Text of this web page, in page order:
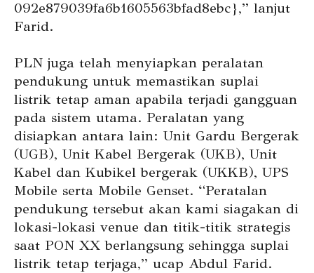
092e879039fa6b1605563bfad8ebc},” lanjut
Farid.
PLN juga telah menyiapkan peralatan
pendukung untuk memastikan suplai
listrik tetap aman apabila terjadi gangguan
pada sistem utama. Peralatan yang
disiapkan antara lain: Unit Gardu Bergerak
(UGB), Unit Kabel Bergerak (UKB), Unit
Kabel dan Kubikel bergerak (UKKB), UPS
Mobile serta Mobile Genset. “Peratalan
pendukung tersebut akan kami siagakan di
lokasi-lokasi venue dan titik-titik strategis
saat PON XX berlangsung sehingga suplai
listrik tetap terjaga,” ucap Abdul Farid.